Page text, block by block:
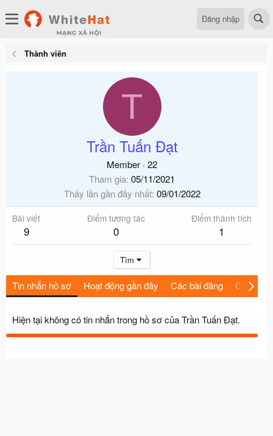
Đăng nhập
Thành viên
T
Trần Tuấn Đạt
Member · 22
Tham gia 05/11/2021
Thấy lần gần đây nhất 09/01/2022
Bài viết
9
Điểm tương tác
0
Điểm thành tích
1
Tìm
Tin nhắn hồ sơ Hoạt động gần đây Các bài đăng Giới thiệu
Hiện tại không có tin nhắn trong hồ sơ của Trần Tuấn Đạt.